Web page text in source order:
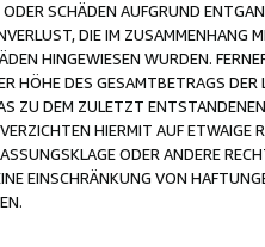
SCHÄDEN AUFGRUND
DIE IM ZUSAMMENHANG
HINGEWIESEN WURDEN.
HÖHE DES GESAMTBETRAGS
ZU DEM ZULETZT
HIERMIT AUF
ODER ANDERE
EINSCHRÄNKUNG VON